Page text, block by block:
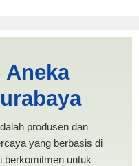
|
TENDA
Aneka
produsen dan
yang berbasis di
berkomitmen untuk